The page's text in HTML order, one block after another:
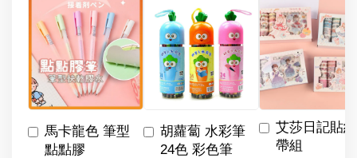
馬卡龍色 筆型
點點膠
胡蘿蔔 水彩筆
24色 彩色筆
艾莎日記貼
帶組